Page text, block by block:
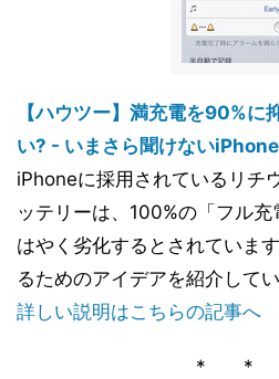
【ハウツー】満充電を90%に
い? - いまさら聞けない
iPhoneに採用されているリチ
ッテリーは、100%の「フル充
はやく劣化するとされていま
るためのアイデアを紹介してい
詳しい説明はこちらの記事へ
* *